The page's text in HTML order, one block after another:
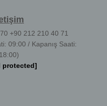
+90 212 210 40 71
09:00 / Kapanış Saati:
18:00)
protected]